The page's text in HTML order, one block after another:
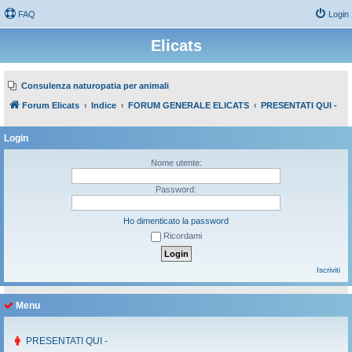
FAQ Login
Elicats
Consulenza naturopatia per animali
Forum Elicats Indice FORUM GENERALE ELICATS PRESENTATI QUI -
Login
Nome utente:
Password:
Ho dimenticato la password
Ricordami
Iscriviti
Menu
PRESENTATI QUI -